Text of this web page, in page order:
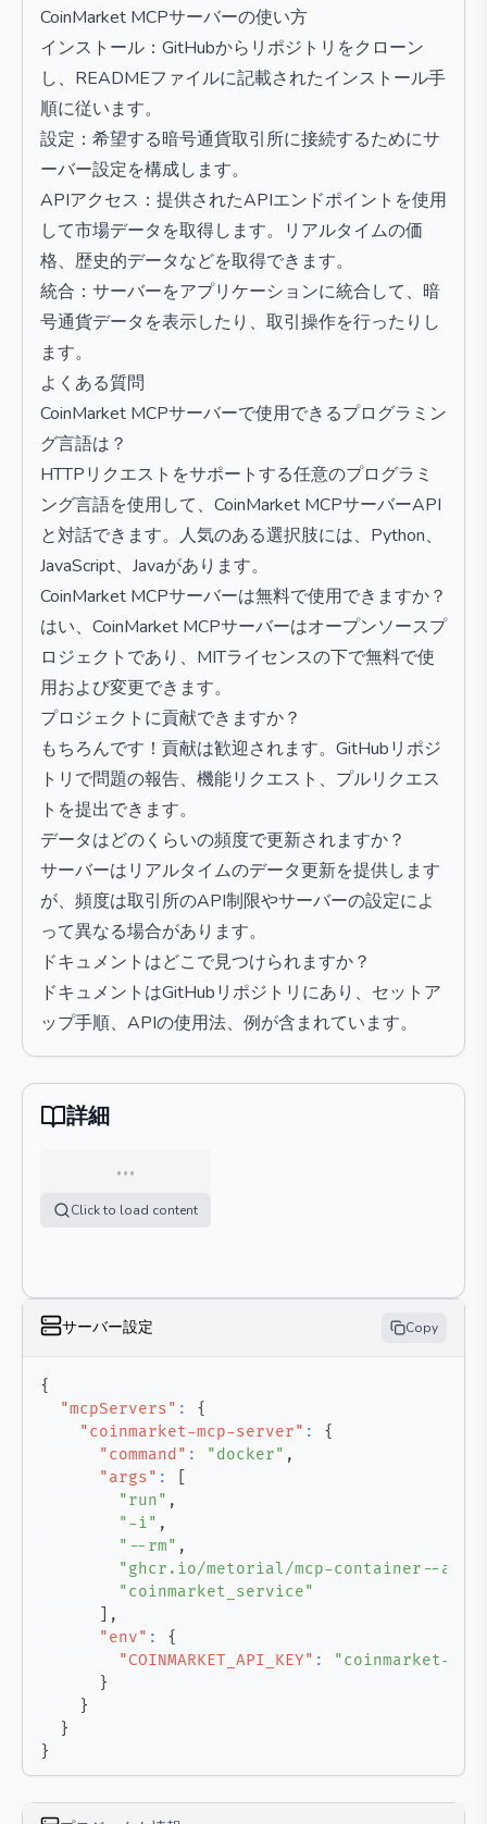
CoinMarket MCPサーバーの使い方
インストール：GitHubからリポジトリをクローン
し、READMEファイルに記載されたインストール手
順に従います。
設定：希望する暗号通貨取引所に接続するためにサ
ーバー設定を構成します。
APIアクセス：提供されたAPIエンドポイントを使用
して市場データを取得します。リアルタイムの価
格、歴史的データなどを取得できます。
統合：サーバーをアプリケーションに統合して、暗
号通貨データを表示したり、取引操作を行ったりし
ます。
よくある質問
CoinMarket MCPサーバーで使用できるプログラミン
グ言語は？
HTTPリクエストをサポートする任意のプログラミ
ング言語を使用して、CoinMarket MCPサーバーAPI
と対話できます。人気のある選択肢には、Python、
JavaScript、Javaがあります。
CoinMarket MCPサーバーは無料で使用できますか？
はい、CoinMarket MCPサーバーはオープンソースプ
ロジェクトであり、MITライセンスの下で無料で使
用および変更できます。
プロジェクトに貢献できますか？
もちろんです！貢献は歓迎されます。GitHubリポジ
トリで問題の報告、機能リクエスト、プルリクエス
トを提出できます。
データはどのくらいの頻度で更新されますか？
サーバーはリアルタイムのデータ更新を提供します
が、頻度は取引所のAPI制限やサーバーの設定によ
って異なる場合があります。
ドキュメントはどこで見つけられますか？
ドキュメントはGitHubリポジトリにあり、セットア
ップ手順、APIの使用法、例が含まれています。
詳細
…
Click to load content
サーバー設定 Copy
{
"mcpServers" :
{
"coinmarket-mcp-server" :
{
"command" : "docker" ,
"args" :
"run" ,
"-i" ,
"--rm" ,
"ghcr.io/metorial/mcp-container--
"coinmarket_service"
,
"env" :
{
"COINMARKET_API_KEY" :
"coinmarket-
}
}
}
}